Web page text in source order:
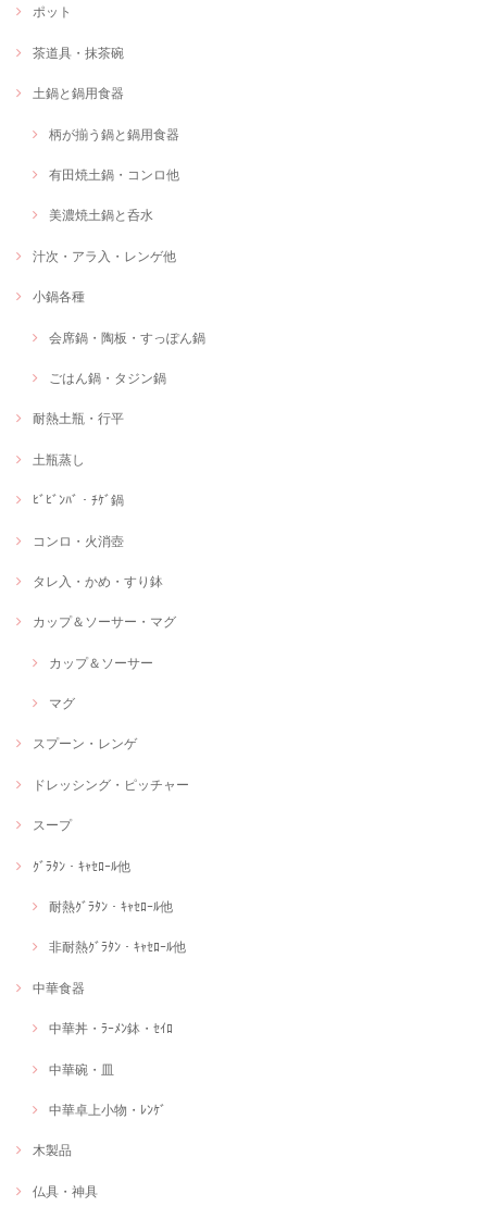
ポット
茶道具・抹茶碗
土鍋と鍋用食器
柄が揃う鍋と鍋用食器
有田焼土鍋・コンロ他
美濃焼土鍋と呑水
汁次・アラ入・レンゲ他
小鍋各種
会席鍋・陶板・すっぽん鍋
ごはん鍋・タジン鍋
耐熱土瓶・行平
土瓶蒸し
ﾋﾞﾋﾞﾝﾊﾞ・ﾁｹﾞ鍋
コンロ・火消壺
タレ入・かめ・すり鉢
カップ＆ソーサー・マグ
カップ＆ソーサー
マグ
スプーン・レンゲ
ドレッシング・ピッチャー
スープ
ｸﾞﾗﾀﾝ・ｷｬｾﾛｰﾙ他
耐熱ｸﾞﾗﾀﾝ・ｷｬｾﾛｰﾙ他
非耐熱ｸﾞﾗﾀﾝ・ｷｬｾﾛｰﾙ他
中華食器
中華丼・ﾗｰﾒﾝ鉢・ｾｲﾛ
中華碗・皿
中華卓上小物・ﾚﾝｹﾞ
木製品
仏具・神具